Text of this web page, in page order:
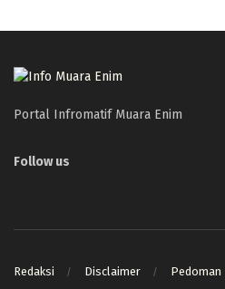
Portal Infromatif Muara Enim
Follow us
Redaksi Disclaimer Pedoman